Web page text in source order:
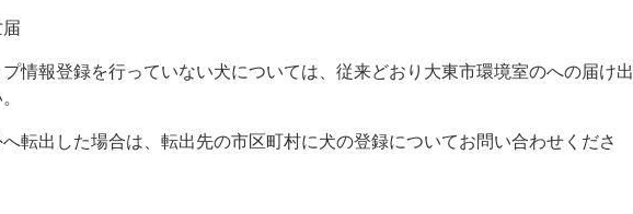
届
情報登録を行っていない犬については、従来どおり大東市環境室のへの届け出
転出した場合は、転出先の市区町村に犬の登録についてお問い合わせくださ